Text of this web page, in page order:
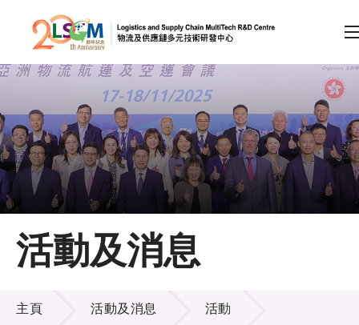
跳到內容（按回車鍵）
會員登入
A A EN 繁 简
主頁
關於LSCM
技術商品化
活動及消息
活動及消息
主頁 活動及消息 活動